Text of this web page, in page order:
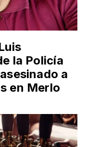
la Policía
a
en Merlo